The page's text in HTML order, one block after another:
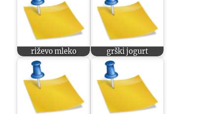
riževo mleko grški jogurt